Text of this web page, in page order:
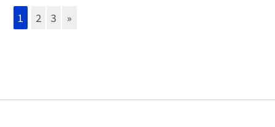
1 2 3 »